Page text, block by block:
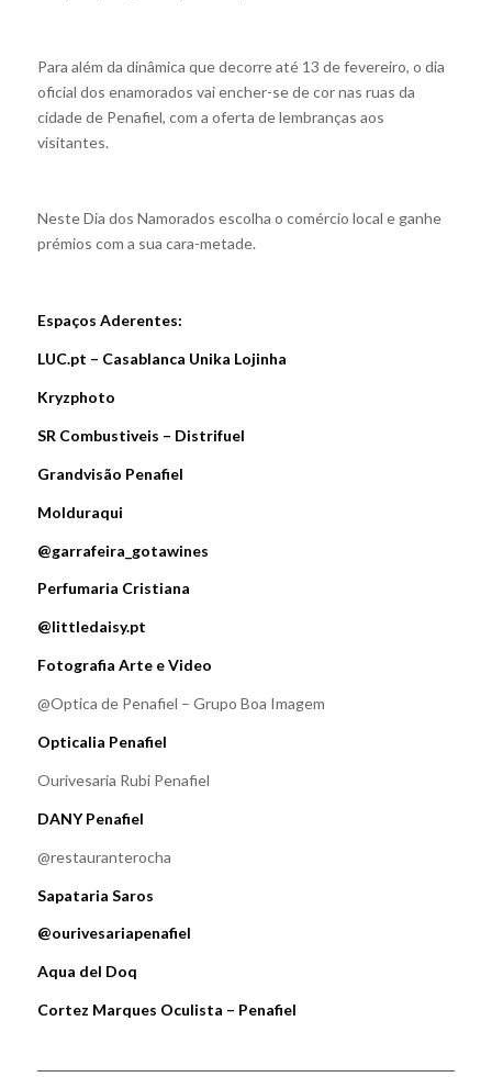
Para além da dinâmica que decorre até 13 de fevereiro, o dia
oficial dos enamorados vai encher-se de cor nas ruas da
cidade de Penafiel, com a oferta de lembranças aos
visitantes.
Neste Dia dos Namorados escolha o comércio local e ganhe
prémios com a sua cara-metade.
Espaços Aderentes:
LUC.pt – Casablanca Unika Lojinha
Kryzphoto
SR Combustiveis – Distrifuel
Grandvisão Penafiel
Molduraqui
@garrafeira_gotawines
Perfumaria Cristiana
@littledaisy.pt
Fotografia Arte e Video
@Optica de Penafiel – Grupo Boa Imagem
Opticalia Penafiel
Ourivesaria Rubi Penafiel
DANY Penafiel
@restauranterocha
Sapataria Saros
@ourivesariapenafiel
Aqua del Doq
Cortez Marques Oculista – Penafiel